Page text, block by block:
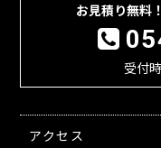
お見積り無料
受付
アクセス